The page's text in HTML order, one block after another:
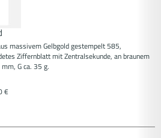
massivem Gelbgold gestempelt 585,
Ziffernblatt mit Zentralsekunde, an braunem
G ca. 35 g.
€